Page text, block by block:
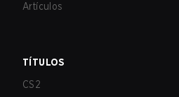
Artículos
TÍTULOS
CS2